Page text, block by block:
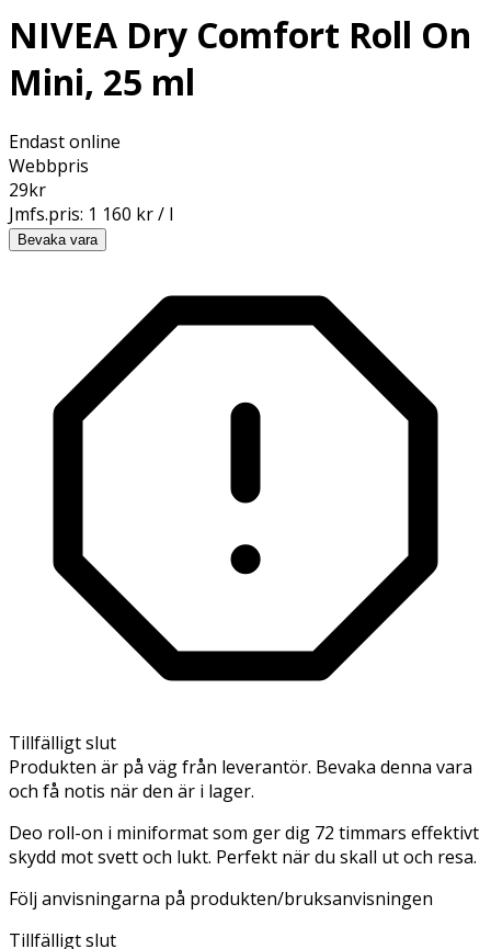
NIVEA Dry Comfort Roll On
Mini, 25 ml
Endast online
Webbpris
29kr
Jmfs.pris: 1 160 kr / l
Bevaka vara
Tillfälligt slut
Produkten är på väg från leverantör. Bevaka denna vara
och få notis när den är i lager.
Deo roll-on i miniformat som ger dig 72 timmars effektivt
skydd mot svett och lukt. Perfekt när du skall ut och resa.
Följ anvisningarna på produkten/bruksanvisningen
Tillfälligt slut